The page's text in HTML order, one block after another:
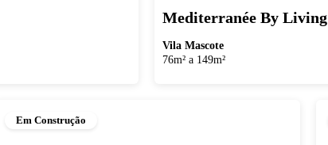
Mediterranée By Living
Vila Mascote
76m² a 149m²
Em Construção